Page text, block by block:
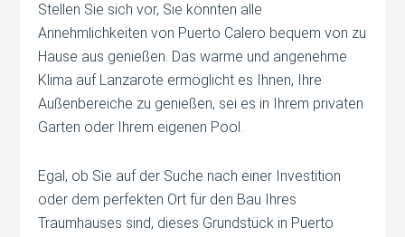
Stellen Sie sich vor, Sie könnten alle
Annehmlichkeiten von Puerto Calero bequem von zu
Hause aus genießen. Das warme und angenehme
Klima auf Lanzarote ermöglicht es Ihnen, Ihre
Außenbereiche zu genießen, sei es in Ihrem privaten
Garten oder Ihrem eigenen Pool.
Egal, ob Sie auf der Suche nach einer Investition
oder dem perfekten Ort für den Bau Ihres
Traumhauses sind, dieses Grundstück in Puerto